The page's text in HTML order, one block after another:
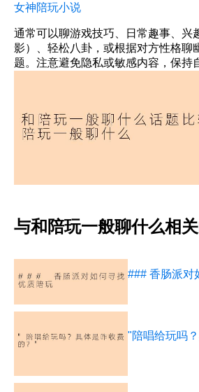
女神陪玩小说
通常可以聊游戏技巧、日常趣事、兴
影）、轻松八卦，或根据对方性格聊
题。注意避免隐私或敏感内容，保持
与和陪玩一般聊什么相
### 香肠派对
"陪唱给玩吗